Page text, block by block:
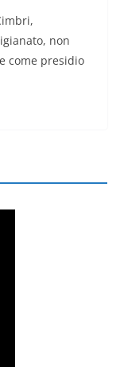
non
come presidio